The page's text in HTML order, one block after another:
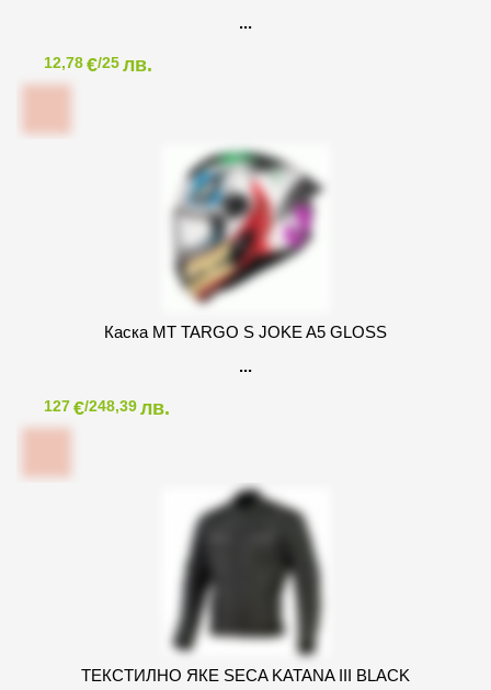
12,78€/25лв.
Каска MТ TARGO S JOKE A5 GLOSS
127€/248,39лв.
ТЕКСТИЛНО ЯКЕ SECA KATANA III BLACK